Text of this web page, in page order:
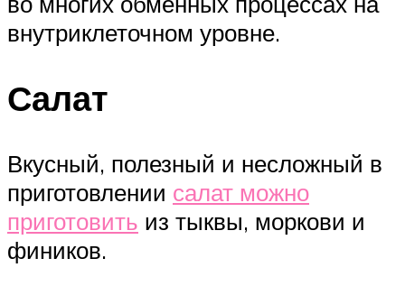
внутриклеточном уровне.
Салат
Вкусный, полезный и несложный в
приготовлении салат можно
приготовить из тыквы, моркови и
фиников.